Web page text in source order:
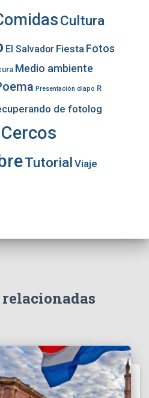
Cultura
El Salvador Fiesta Fotos
Medio ambiente
Presentación diapo R
de fotolog
Tutorial Viaje